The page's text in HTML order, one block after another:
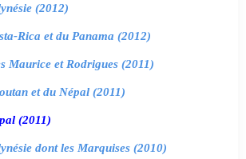
(2012)
Rica et du Panama (2012)
Maurice et Rodrigues (2011)
et du Népal (2011)
(2011)
dont les Marquises (2010)